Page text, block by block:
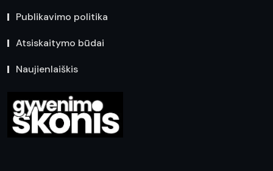
Publikavimo politika
Atsiskaitymo būdai
Naujienlaiškis